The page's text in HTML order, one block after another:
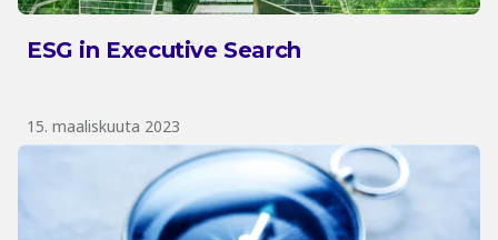
ESG in Executive Search
15. maaliskuuta 2023